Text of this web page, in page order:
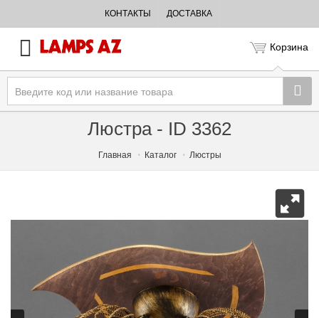
КОНТАКТЫ ДОСТАВКА
Корзина
Люстра - ID 3362
Главная Каталог Люстры